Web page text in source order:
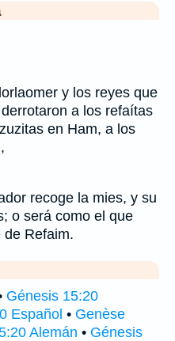
y los reyes que
a los refaítas
en Ham, a los
recoge la mies, y su
o será como el que
de Refaim.
Génesis 15:20
Español • Genèse
Alemán • Génesis